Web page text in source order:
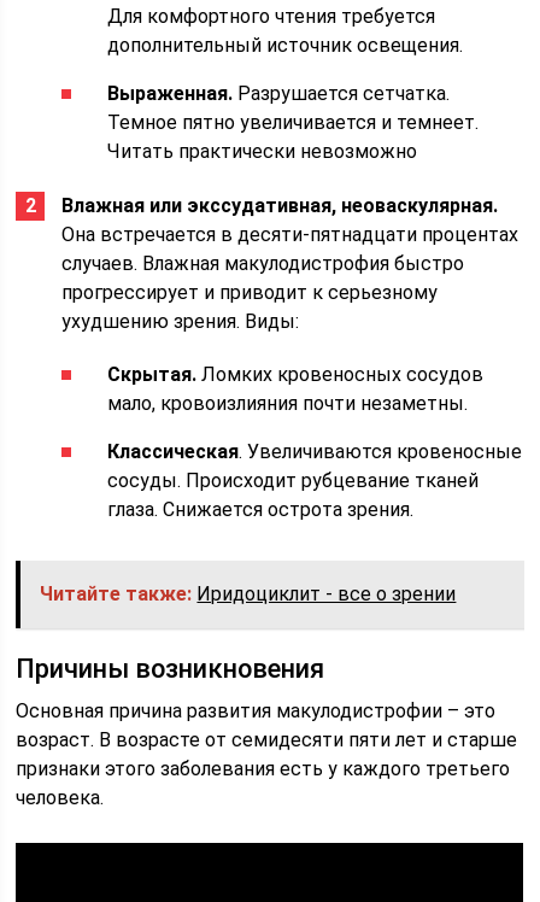
Для комфортного чтения требуется
дополнительный источник освещения.
Выраженная. Разрушается сетчатка.
Темное пятно увеличивается и темнеет.
Читать практически невозможно
Влажная или экссудативная, неоваскулярная.
Она встречается в десяти-пятнадцати процентах
случаев. Влажная макулодистрофия быстро
прогрессирует и приводит к серьезному
ухудшению зрения. Виды:
Скрытая. Ломких кровеносных сосудов
мало, кровоизлияния почти незаметны.
Классическая. Увеличиваются кровеносные
сосуды. Происходит рубцевание тканей
глаза. Снижается острота зрения.
Читайте также: Иридоциклит - все о зрении
Причины возникновения
Основная причина развития макулодистрофии – это
возраст. В возрасте от семидесяти пяти лет и старше
признаки этого заболевания есть у каждого третьего
человека.